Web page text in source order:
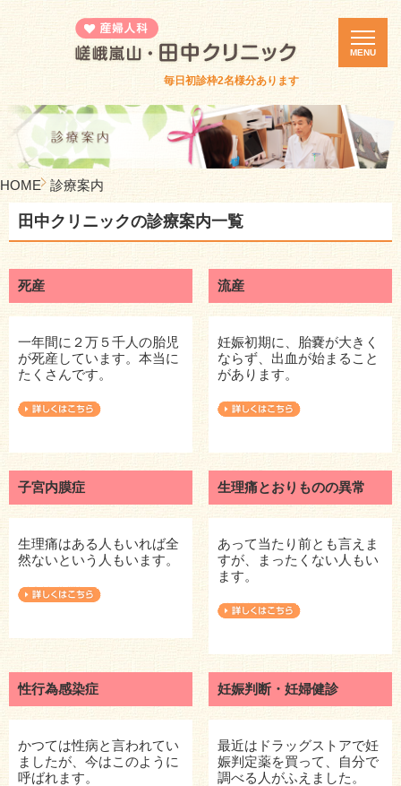
毎日初診枠2名様分あります
MENU
HOME 診療案内
田中クリニックの診療案内一覧
死産
一年間に２万５千人の胎児
が死産しています。本当に
たくさんです。
流産
妊娠初期に、胎嚢が大きく
ならず、出血が始まること
があります。
子宮内膜症
生理痛はある人もいれば全
然ないという人もいます。
生理痛とおりものの異常
あって当たり前とも言えま
すが、まったくない人もい
ます。
性行為感染症
かつては性病と言われてい
ましたが、今はこのように
呼ばれます。
妊娠判断・妊婦健診
最近はドラッグストアで妊
娠判定薬を買って、自分で
調べる人がふえました。
診療案内
カウンセリング
医院紹介
誕生死セミナー
ピル・緊急避妊ピル
診療時間・アクセス
新着情報
採用情報
院長ブログ
産婦人科ブログ
リンク
プライバシーポリシー